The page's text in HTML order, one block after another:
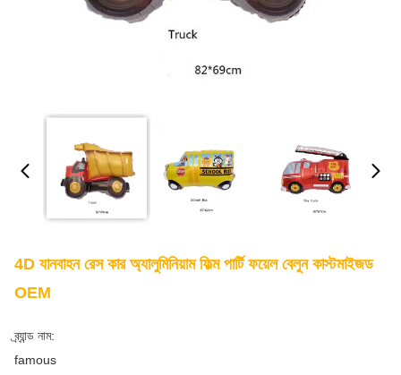
4D যানবাহন রেস কার অ্যালুমিনিয়াম ফিল্ম পার্টি ফয়েল বেলুন কাস্টমাইজড
OEM
ব্র্যান্ড নাম:
famous